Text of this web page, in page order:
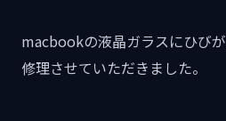
macbookの液晶ガラスにひび
修理させていただきました。